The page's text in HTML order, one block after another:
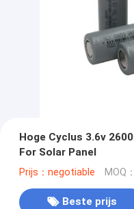
Hoge Cyclus 3.6v
For Solar Panel
Prijs：negotiable MOQ
Beste prijs